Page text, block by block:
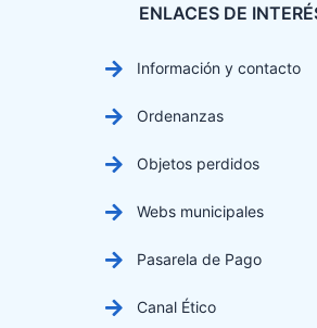
ENLACES DE
Información y contacto
Ordenanzas
Objetos perdidos
Webs municipales
Pasarela de Pago
Canal Ético